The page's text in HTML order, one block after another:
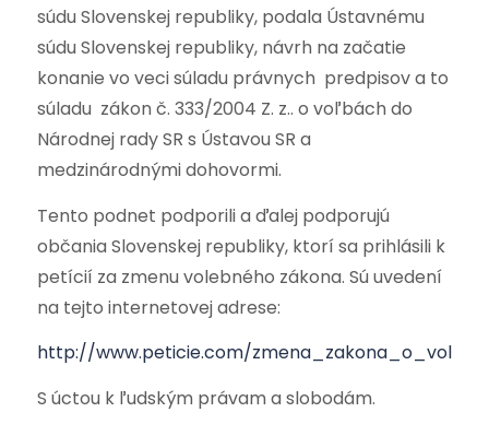
súdu Slovenskej republiky, podala Ústavnému
súdu Slovenskej republiky, návrh na začatie
konanie vo veci súladu právnych predpisov a to
súladu zákon č. 333/2004 Z. z.. o voľbách do
Národnej rady SR s Ústavou SR a
medzinárodnými dohovormi.
Tento podnet podporili a ďalej podporujú
občania Slovenskej republiky, ktorí sa prihlásili k
petícií za zmenu volebného zákona. Sú uvedení
na tejto internetovej adrese:
http://www.peticie.com/
S úctou k ľudským právam a slobodám.